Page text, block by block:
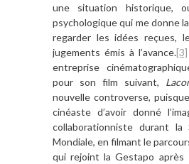
une situation historique,
psychologique qui me donne
regarder les idées reçues,
jugements émis à l’avance.[3]
entreprise
pour son film suivant,
nouvelle controverse,
cinéaste d’avoir donné
collaborationniste durant la
Mondiale, en filmant le
qui rejoint la Gestapo après